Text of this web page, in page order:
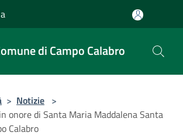
di Campo Calabro
> Notizie >
onore di Santa Maria Maddalena Santa
Calabro